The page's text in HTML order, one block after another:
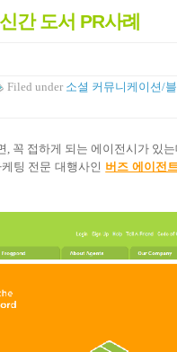
간 도서 PR사례
Filed under 소셜 커뮤니케이션/
꼭 접하게 되는 에이전시가 있
팅 전문 대행사인 버즈 에이전